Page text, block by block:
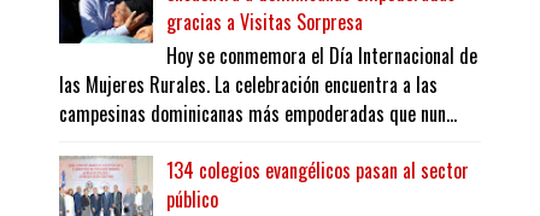
gracias a Visitas Sorpresa
Hoy se conmemora el Día Internacional de
las Mujeres Rurales. La celebración encuentra a las
campesinas dominicanas más empoderadas que nun...
134 colegios evangélicos pasan al sector
público